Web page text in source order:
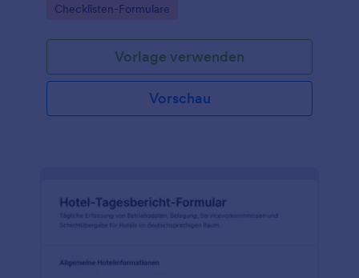
Go to Category:
Checklisten-Formulare
Vorlage verwenden
Vorschau